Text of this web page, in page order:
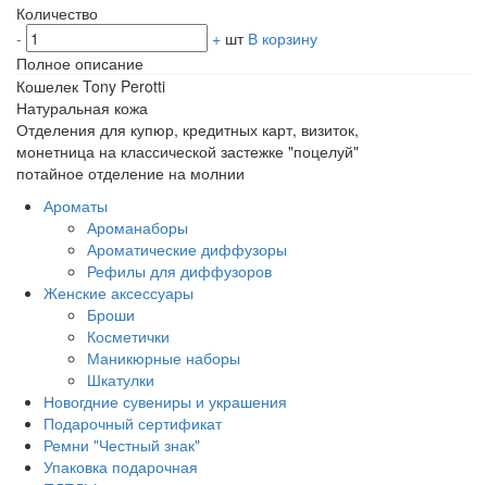
Количество
-
+ шт В корзину
Полное описание
Кошелек Tony Perotti
Натуральная кожа
Отделения для купюр, кредитных карт, визиток,
монетница на классической застежке "поцелуй"
потайное отделение на молнии
Ароматы
Ароманаборы
Ароматические диффузоры
Рефилы для диффузоров
Женские аксессуары
Броши
Косметички
Маникюрные наборы
Шкатулки
Новогдние сувениры и украшения
Подарочный сертификат
Ремни "Честный знак"
Упаковка подарочная